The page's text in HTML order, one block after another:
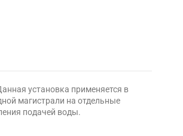
установка применяется в
магистрали на отдельные
подачей воды.